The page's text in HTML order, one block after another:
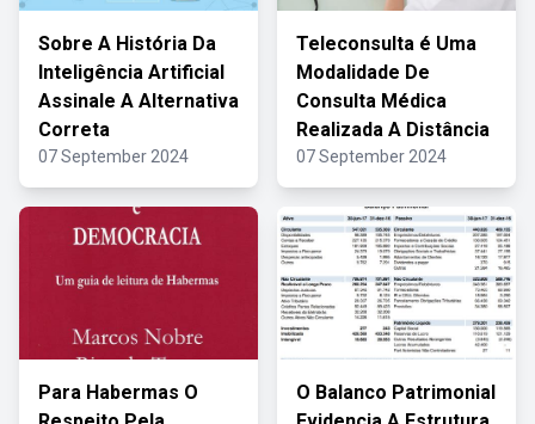
Sobre A História Da
Inteligência Artificial
Assinale A Alternativa
Correta
07 September 2024
Teleconsulta é Uma
Modalidade De
Consulta Médica
Realizada A Distância
07 September 2024
Para Habermas O
O Balanco Patrimonial